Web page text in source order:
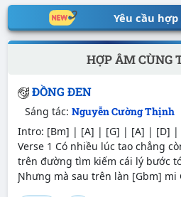
Yêu cầu
HỢP ÂM CÙNG
ĐỒNG ĐEN
Sáng tác: Nguyễn Cường Thịnh
Intro: [Bm] | [A] | [G] | [A] | [D]
Verse 1 Ϲó nhiều lúc tao chẳng
trên đường tìm kiếm cái lý bước
Ɲhưng mà sau trên làn [Gbm] mi